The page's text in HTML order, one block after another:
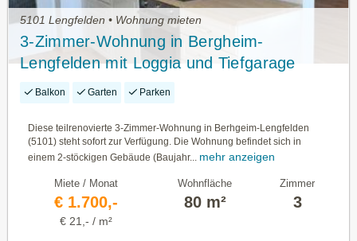
5101 Lengfelden • Wohnung mieten
3-Zimmer-Wohnung in Bergheim-
Lengfelden mit Loggia und Tiefgarage
Balkon Garten Parken
Diese teilrenovierte 3-Zimmer-Wohnung in Berhgeim-Lengfelden
(5101) steht sofort zur Verfügung. Die Wohnung befindet sich in
einem 2-stöckigen Gebäude (Baujahr... mehr anzeigen
Miete / Monat
€ 1.700,-
€ 21,- / m²
Wohnfläche
80 m²
Zimmer
3